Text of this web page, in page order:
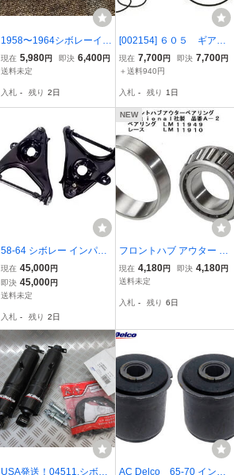
1958〜1964シボレーイン
パラフロントロアーアー
ムブッシィング。4個セッ
ーブッシュ
現在 5,980円 即決 6,400円
送料未定
入札 - 残り 2日
[002154] ６０５ ギアボ
ックス オーバーホール
シールキット リペアキ
ボレー インパラ
現在 7,700円 即決 7,700円
＋送料940円
入札 - 残り 1日
58-64 シボレー インパラ
フロント ロアアーム コン
トロールアーム ASSY左
右セット。インパラロア
ー ハイドロ
現在 45,000円
即決 45,000円
送料未定
入札 - 残り 2日
NEW
フロントハブ アウター ベ
アリング National社製 A
２ LM11949 LM11910 シ
ット ディスクキット ブレ
現在 4,180円 即決 4,180円
送料未定
入札 - 残り 6日
USA発送！04511.シボレ AC Delco 65-70 インパ